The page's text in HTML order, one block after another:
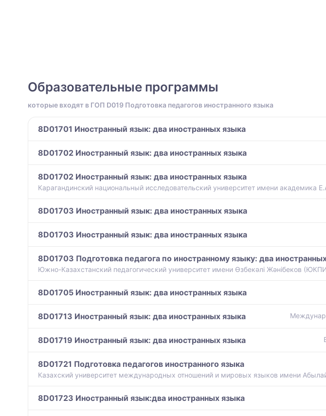
Образовательные программы
которые входят в ГОП D019 Подготовка педагогов иностранного языка
8D01701 Иностранный язык: два иностранных языка
8D01702 Иностранный язык: два иностранных языка
8D01702 Иностранный язык: два иностранных языка
Карагандинский национальный исследовательский университет имени академика
8D01703 Иностранный язык: два иностранных языка
8D01703 Иностранный язык: два иностранных языка
8D01703 Подготовка педагога по иностранному языку: два
Южно-Казахстанский педагогический университет имени Өзбекәлі Жәнібеков
8D01705 Иностранный язык: два иностранных языка
8D01713 Иностранный язык: два иностранных языка
8D01719 Иностранный язык: два иностранных языка
8D01721 Подготовка педагогов иностранного языка
Казахский университет международных отношений и мировых языков имени
8D01723 Иностранный язык:два иностранных языка